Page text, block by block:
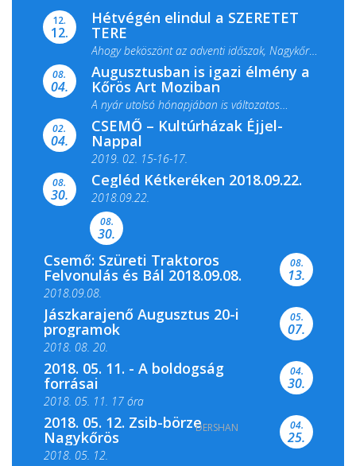
12.
12.
Hétvégén elindul a SZERETET
TERE
Ahogy beköszönt az adventi időszak, Nagykőrös
ismét megtelik ünnepi fénnyel és közös...
08.
04.
Augusztusban is igazi élmény a
Kőrös Art Moziban
A nyár utolsó hónapjában is változatos
filmkínálattal, családi...
02.
04.
CSEMŐ – Kultúrházak Éjjel-
Nappal
2019. 02. 15-16-17.
Színes és tartalmas programokkal várja a
Csemői Községi Könyvtár és...
08.
30.
Cegléd Kétkeréken 2018.09.22.
2018.09.22.
08.
30.
Csemő: Szüreti Traktoros
Felvonulás és Bál 2018.09.08.
2018.09.08.
08.
13.
Jászkarajenő Augusztus 20-i
programok
2018. 08. 20.
05.
07.
2018. 05. 11. - A boldogság
forrásai
2018. 05. 11. 17 óra
2018. 05. 11. 19 óra
04.
30.
2018. 05. 12. Zsib-börze
Nagykőrös
2018. 05. 12.
04.
25.
DERSHAN